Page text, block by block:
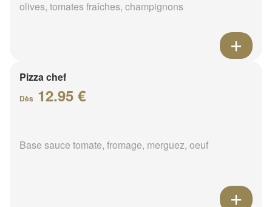
olives, tomates fraîches, champignons
Pizza chef
Dès 12.95 €
Base sauce tomate, fromage, merguez, oeuf